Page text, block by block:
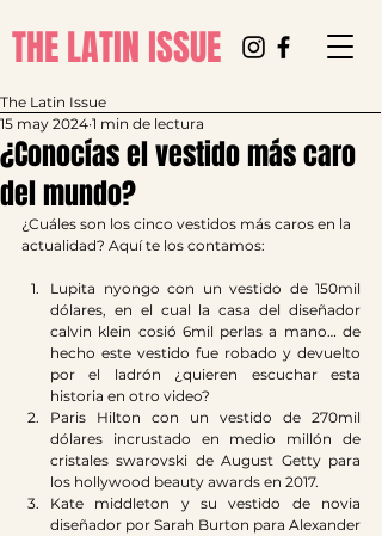
THE LATIN ISSUE
¿Conocías el vestido más caro
del mundo?
The Latin Issue
15 may 2024 1 min de lectura
¿Cuáles son los cinco vestidos más caros en la
actualidad? Aquí te los contamos:
Lupita nyongo con un vestido de 150mil
dólares, en el cual la casa del diseñador
calvin klein cosió 6mil perlas a mano… de
hecho este vestido fue robado y devuelto
por el ladrón ¿quieren escuchar esta
historia en otro video?
Paris Hilton con un vestido de 270mil
dólares incrustado en medio millón de
cristales swarovski de August Getty para
los hollywood beauty awards en 2017.
Kate middleton y su vestido de novia
diseñador por Sarah Burton para Alexander